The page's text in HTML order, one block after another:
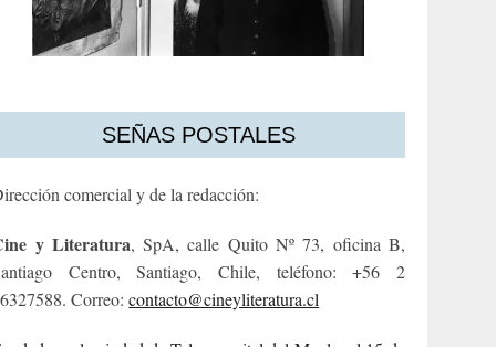
SEÑAS POSTALES
comercial y de la redacción:
y Literatura, SpA, calle Quito Nº 73, oficina B,
Centro, Santiago, Chile, teléfono: +56 2
Correo:contacto@cineyliteratura.cl